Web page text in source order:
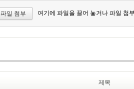
파일 첨부 여기에 파일을 끌어 놓거나 파일 첨
제목